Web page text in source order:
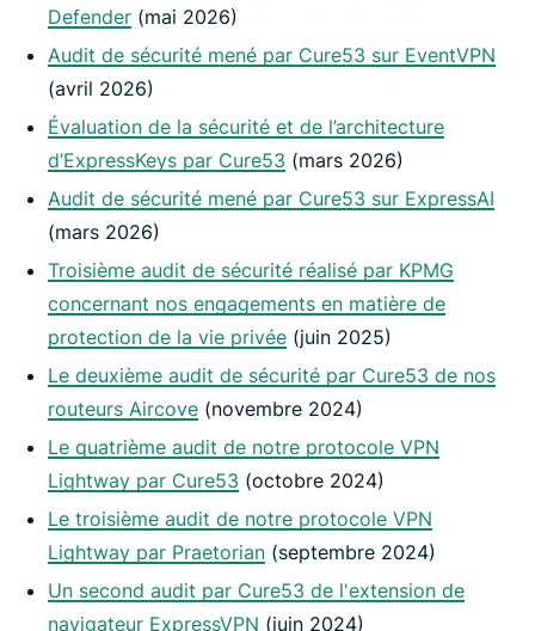
Defender (mai 2026)
Audit de sécurité mené par Cure53 sur EventVPN
(avril 2026)
Évaluation de la sécurité et de l’architecture
d’ExpressKeys par Cure53 (mars 2026)
Audit de sécurité mené par Cure53 sur ExpressAI
(mars 2026)
Troisième audit de sécurité réalisé par KPMG
concernant nos engagements en matière de
protection de la vie privée (juin 2025)
Le deuxième audit de sécurité par Cure53 de nos
routeurs Aircove (novembre 2024)
Le quatrième audit de notre protocole VPN
Lightway par Cure53 (octobre 2024)
Le troisième audit de notre protocole VPN
Lightway par Praetorian (septembre 2024)
Un second audit par Cure53 de l'extension de
navigateur ExpressVPN (juin 2024)